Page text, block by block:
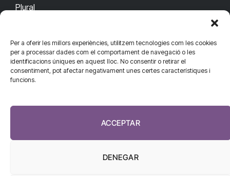
Per a oferir les millors experiències, utilitzem tecnologies com les cookies
per a processar dades com el comportament de navegació o les
identificacions úniques en aquest lloc. No consentir o retirar el
consentiment, pot afectar negativament unes certes característiques i
funcions.
ACCEPTAR
DENEGAR
Plural
CONTACTA'NS
redaccio@diarisanitat.cat
932 311 247
CONNECTA